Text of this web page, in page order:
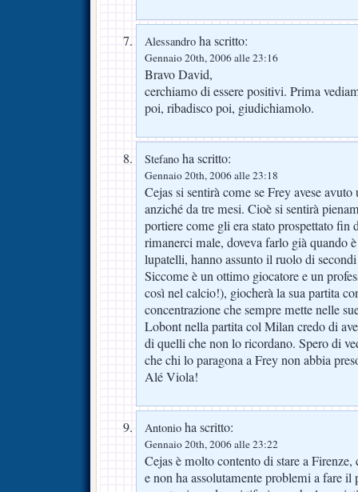
Alessandro ha scritto:
Gennaio 20th, 2006 alle 23:16
Bravo David,
cerchiamo di essere positivi. Prima
poi, ribadisco poi, giudichiamolo.
Stefano ha scritto:
Gennaio 20th, 2006 alle 23:18
Cejas si sentirà come se Frey avese
anziché da tre mesi. Cioè si sentirà
portiere come gli era stato prospettato fin
rimanerci male, doveva farlo già quando
lupatelli, hanno assunto il ruolo di
Siccome è un ottimo giocatore e un
così nel calcio!), giocherà la sua partita
concentrazione che sempre mette nelle
Lobont nella partita col Milan credo di
di quelli che non lo ricordano. Spero di
che chi lo paragona a Frey non abbia
Alé Viola!
Antonio ha scritto:
Gennaio 20th, 2006 alle 23:22
Cejas è molto contento di stare a
e non ha assolutamente problemi a fare il